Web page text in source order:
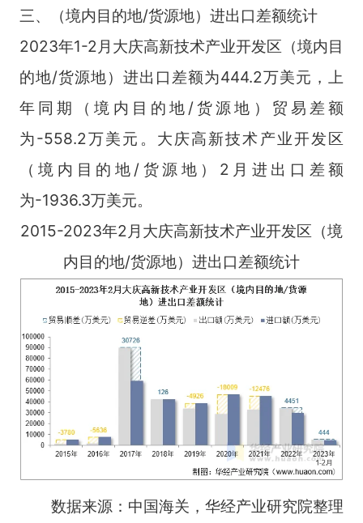
三、（境内目的地/货源地）进出口差额统计
2023年1-2月大庆高新技术产业开发区（境内目
的地/货源地）进出口差额为444.2万美元，上
年同期（境内目的地/货源地）贸易差额
为-558.2万美元。大庆高新技术产业开发区
（境内目的地/货源地）2月进出口差额
为-1936.3万美元。
2015-2023年2月大庆高新技术产业开发区（境
内目的地/货源地）进出口差额统计
数据来源：中国海关，华经产业研究院整理